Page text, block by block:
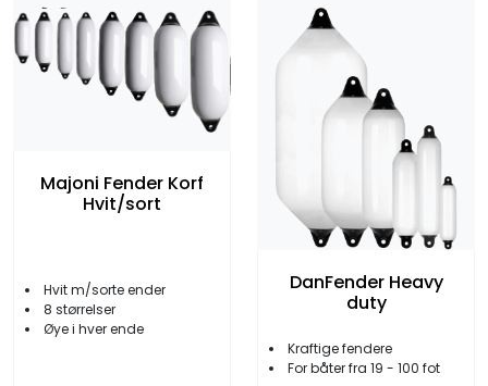
Majoni Fender Korf
Hvit/sort
Hvit m/sorte ender
8 størrelser
Øye i hver ende
DanFender Heavy
duty
Kraftige fendere
For båter fra 19 - 100 fot